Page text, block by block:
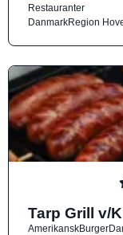
Restauranter
DanmarkRegion
Tarp Grill v/
AmerikanskBurger